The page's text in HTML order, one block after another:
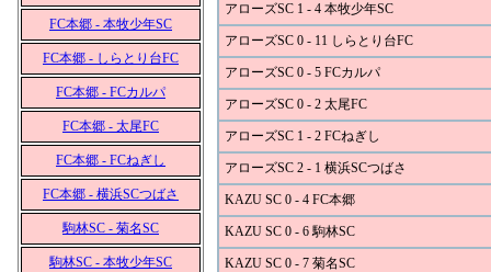
FC本郷 - 本牧少年SC
FC本郷 - しらとり台FC
FC本郷 - FCカルパ
FC本郷 - 太尾FC
FC本郷 - FCねぎし
FC本郷 - 横浜SCつばさ
駒林SC - 菊名SC
駒林SC - 本牧少年SC
アローズSC 1 - 4 本牧少年SC
アローズSC 0 - 11 しらとり台FC
アローズSC 0 - 5 FCカルパ
アローズSC 0 - 2 太尾FC
アローズSC 1 - 2 FCねぎし
アローズSC 2 - 1 横浜SCつばさ
KAZU SC 0 - 4 FC本郷
KAZU SC 0 - 6 駒林SC
KAZU SC 0 - 7 菊名SC